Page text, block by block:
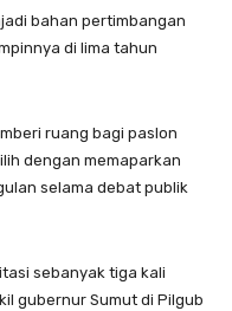
bahan pertimbangan
di lima tahun
ruang bagi paslon
dengan memaparkan
selama debat publik
sebanyak tiga kali
gubernur Sumut di Pilgub